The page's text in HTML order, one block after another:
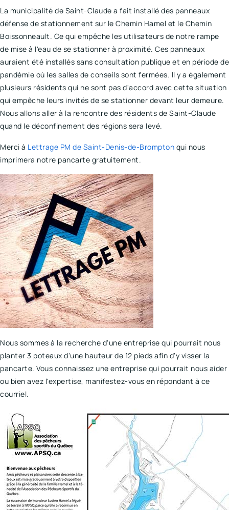
La municipalité de Saint-Claude a fait installé des panneaux
défense de stationnement sur le Chemin Hamel et le Chemin
Boissonneault. Ce qui empêche les utilisateurs de notre rampe
de mise à l'eau de se stationner à proximité. Ces panneaux
auraient été installés sans consultation publique et en période de
pandémie où les salles de conseils sont fermées. Il y a également
plusieurs résidents qui ne sont pas d'accord avec cette situation
qui empêche leurs invités de se stationner devant leur demeure.
Nous allons aller à la rencontre des résidents de Saint-Claude
quand le déconfinement des régions sera levé.
Merci à Lettrage PM de Saint-Denis-de-Brompton qui nous
imprimera notre pancarte gratuitement.
Nous sommes à la recherche d'une entreprise qui pourrait nous
planter 3 poteaux d'une hauteur de 12 pieds afin d'y visser la
pancarte. Vous connaissez une entreprise qui pourrait nous aider
ou bien avez l'expertise, manifestez-vous en répondant à ce
courriel.